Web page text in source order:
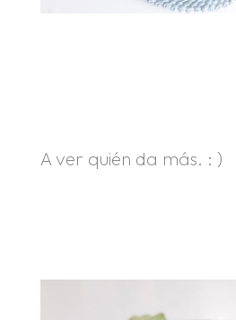
A ver quién da más. : )